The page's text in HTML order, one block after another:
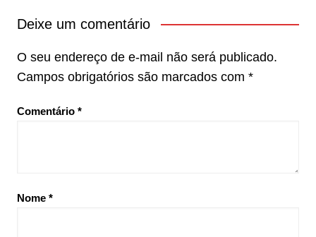
Deixe um comentário
O seu endereço de e-mail não será publicado.
Campos obrigatórios são marcados com *
Comentário *
Nome *